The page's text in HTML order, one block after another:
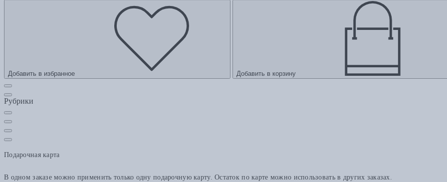
Добавить в избранное Добавить в корзину
Рубрики
Подарочная карта
В одном заказе можно применить только одну подарочную карту. Остаток по карте можно использовать в других заказах.